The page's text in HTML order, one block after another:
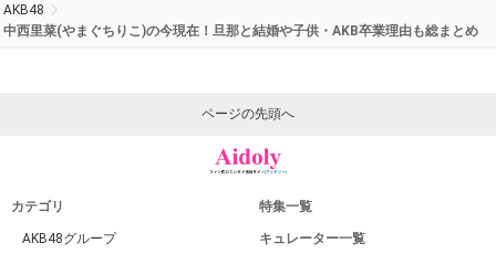
AKB48
中西里菜(やまぐちりこ)の今現在！旦那と結婚や子供・AKB卒業理由も総まとめ
ページの先頭へ
カテゴリ
AKB48グループ
特集一覧
キュレーター一覧